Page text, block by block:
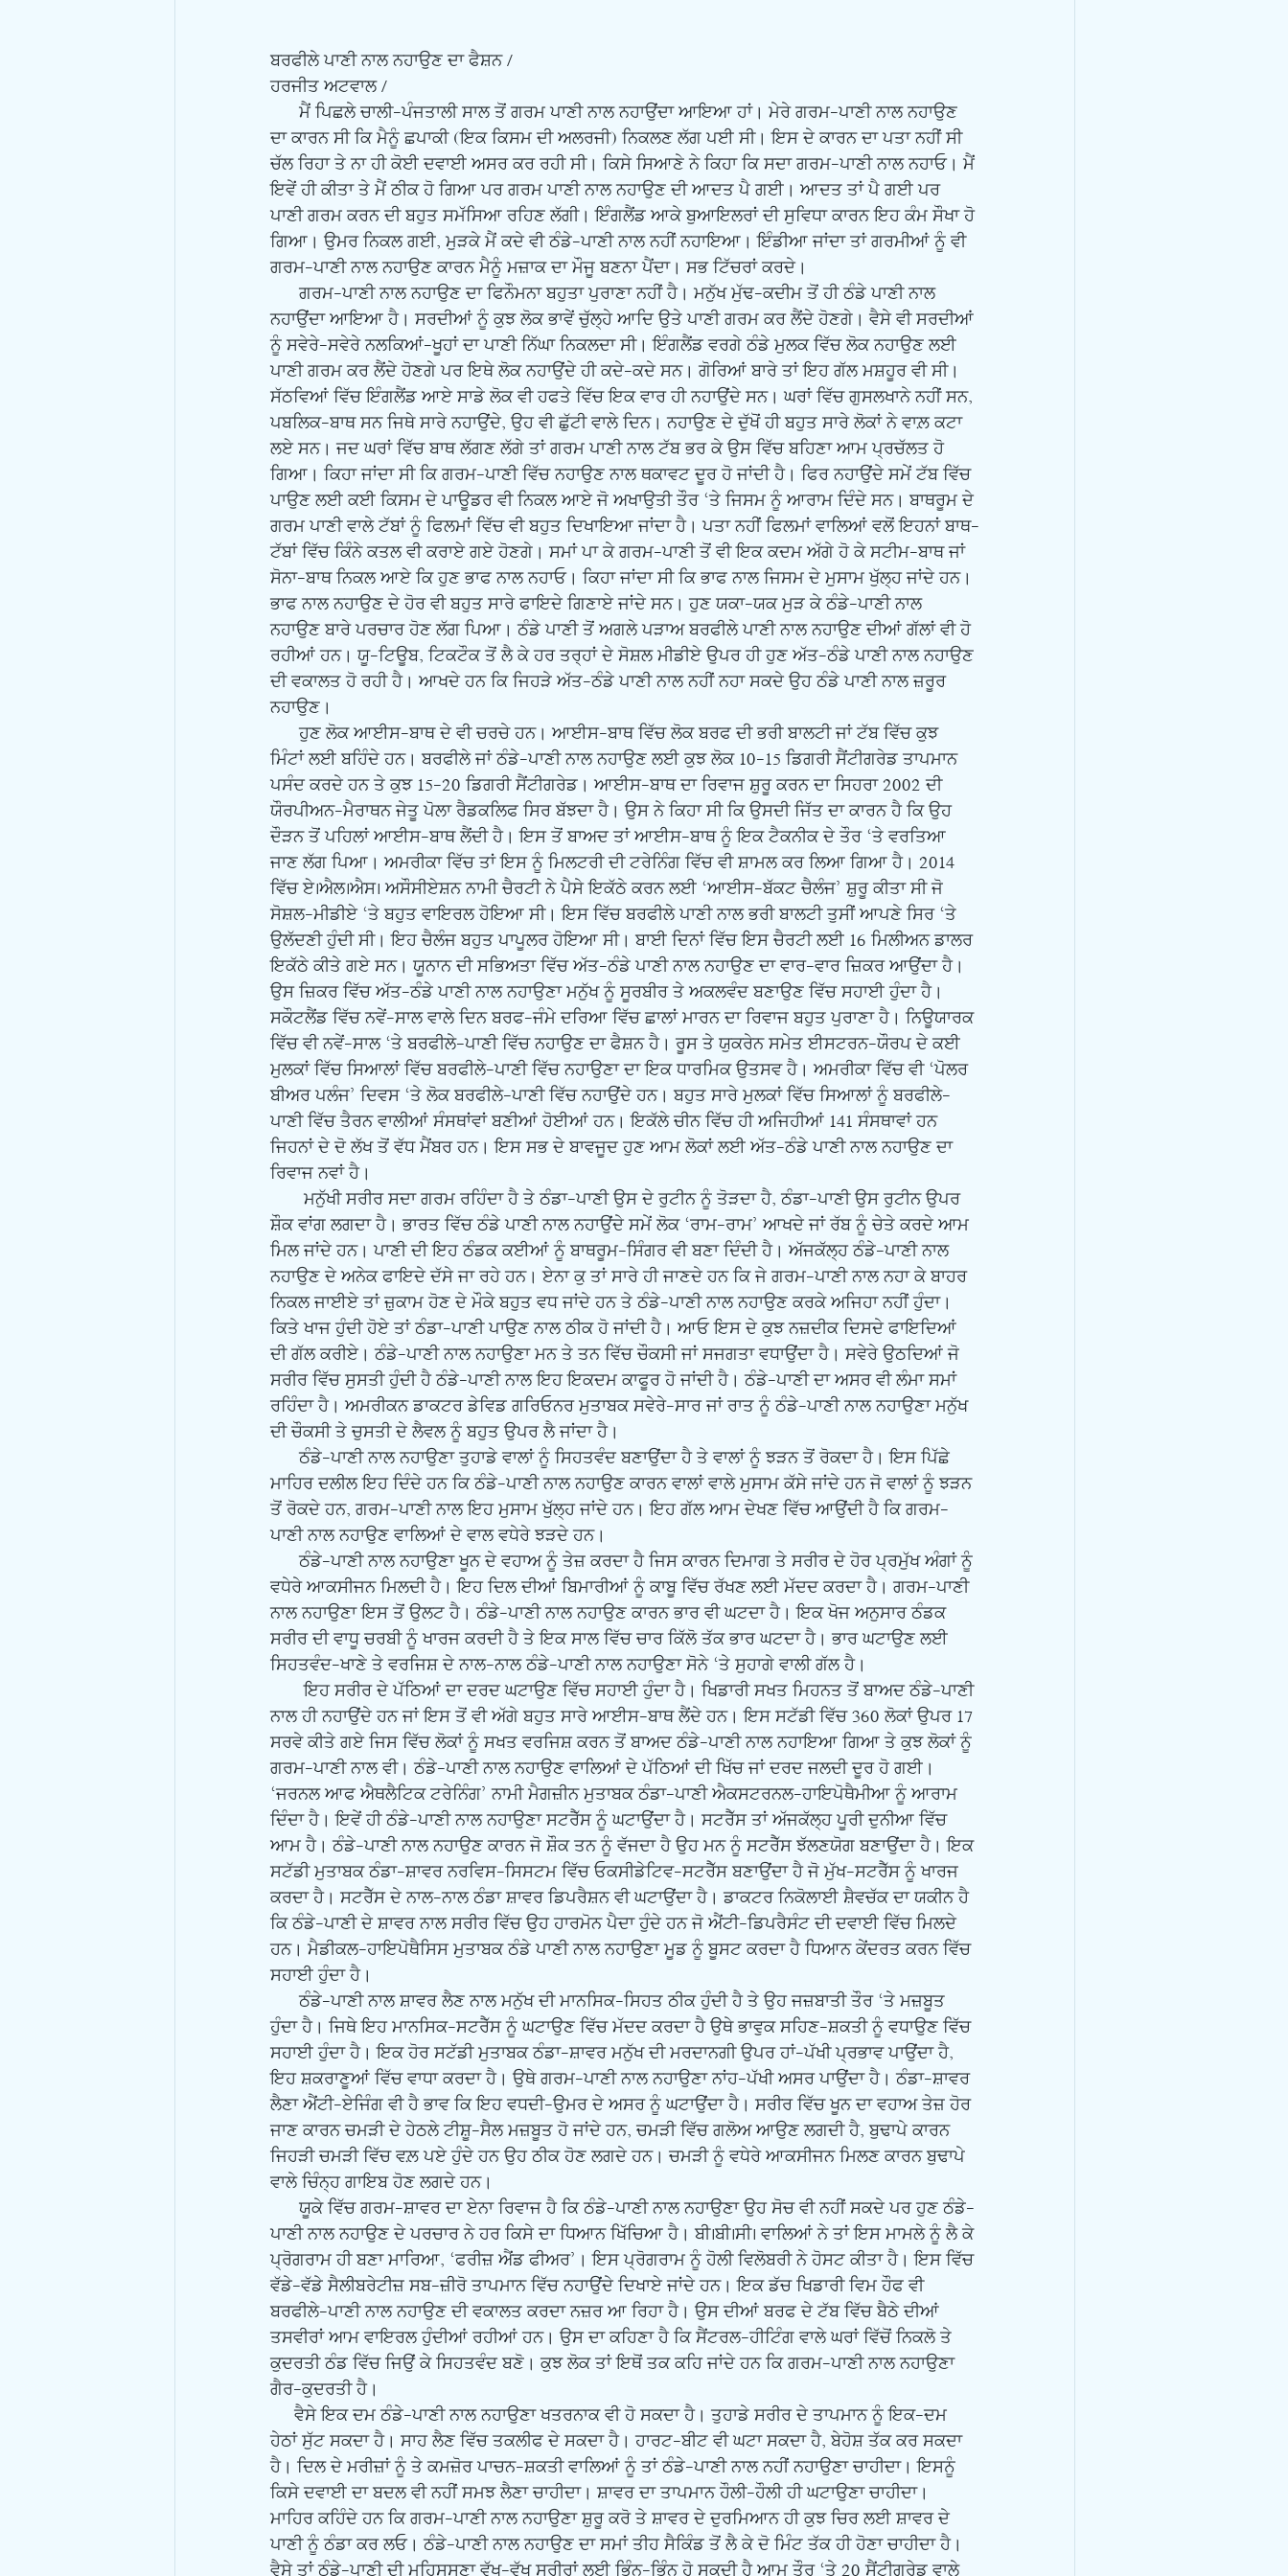
ਬਰਫੀਲੇ ਪਾਣੀ ਨਾਲ ਨਹਾਉਣ ਦਾ ਫੈਸ਼ਨ /
ਹਰਜੀਤ ਅਟਵਾਲ /
ਦਾ ਕਾਰਨ ਸੀ ਕਿ ਮੈਨੂੰ ਛਪਾਕੀ (ਇਕ ਕਿਸਮ ਦੀ ਅਲਰਜੀ) ਨਿਕਲਣ ਲੱਗ ਪਈ ਸੀ। ਇਸ ਦੇ ਕਾਰਨ ਦਾ ਪਤਾ ਨਹੀਂ ਸੀ
ਚੱਲ ਰਿਹਾ ਤੇ ਨਾ ਹੀ ਕੋਈ ਦਵਾਈ ਅਸਰ ਕਰ ਰਹੀ ਸੀ। ਕਿਸੇ ਸਿਆਣੇ ਨੇ ਕਿਹਾ ਕਿ ਸਦਾ ਗਰਮ-ਪਾਣੀ ਨਾਲ ਨਹਾਓ। ਮੈਂ
ਇਵੇਂ ਹੀ ਕੀਤਾ ਤੇ ਮੈਂ ਠੀਕ ਹੋ ਗਿਆ ਪਰ ਗਰਮ ਪਾਣੀ ਨਾਲ ਨਹਾਉਣ ਦੀ ਆਦਤ ਪੈ ਗਈ। ਆਦਤ ਤਾਂ ਪੈ ਗਈ ਪਰ
ਪਾਣੀ ਗਰਮ ਕਰਨ ਦੀ ਬਹੁਤ ਸਮੱਸਿਆ ਰਹਿਣ ਲੱਗੀ। ਇੰਗਲੈਂਡ ਆਕੇ ਬੁਆਇਲਰਾਂ ਦੀ ਸੁਵਿਧਾ ਕਾਰਨ ਇਹ ਕੰਮ ਸੌਖਾ ਹੋ
ਗਿਆ। ਉਮਰ ਨਿਕਲ ਗਈ, ਮੁੜਕੇ ਮੈਂ ਕਦੇ ਵੀ ਠੰਡੇ-ਪਾਣੀ ਨਾਲ ਨਹੀਂ ਨਹਾਇਆ। ਇੰਡੀਆ ਜਾਂਦਾ ਤਾਂ ਗਰਮੀਆਂ ਨੂੰ ਵੀ
ਗਰਮ-ਪਾਣੀ ਨਾਲ ਨਹਾਉਣ ਕਾਰਨ ਮੈਨੂੰ ਮਜ਼ਾਕ ਦਾ ਮੌਜੂ ਬਣਨਾ ਪੈਂਦਾ। ਸਭ ਟਿੱਚਰਾਂ ਕਰਦੇ।
ਨਹਾਉਂਦਾ ਆਇਆ ਹੈ। ਸਰਦੀਆਂ ਨੂੰ ਕੁਝ ਲੋਕ ਭਾਵੇਂ ਚੁੱਲ੍ਹੇ ਆਦਿ ਉਤੇ ਪਾਣੀ ਗਰਮ ਕਰ ਲੈਂਦੇ ਹੋਣਗੇ। ਵੈਸੇ ਵੀ ਸਰਦੀਆਂ
ਨੂੰ ਸਵੇਰੇ-ਸਵੇਰੇ ਨਲਕਿਆਂ-ਖੂਹਾਂ ਦਾ ਪਾਣੀ ਨਿੱਘਾ ਨਿਕਲਦਾ ਸੀ। ਇੰਗਲੈਂਡ ਵਰਗੇ ਠੰਡੇ ਮੁਲਕ ਵਿੱਚ ਲੋਕ ਨਹਾਉਣ ਲਈ
ਪਾਣੀ ਗਰਮ ਕਰ ਲੈਂਦੇ ਹੋਣਗੇ ਪਰ ਇਥੇ ਲੋਕ ਨਹਾਉਂਦੇ ਹੀ ਕਦੇ-ਕਦੇ ਸਨ। ਗੋਰਿਆਂ ਬਾਰੇ ਤਾਂ ਇਹ ਗੱਲ ਮਸ਼ਹੂਰ ਵੀ ਸੀ।
ਸੱਠਵਿਆਂ ਵਿੱਚ ਇੰਗਲੈਂਡ ਆਏ ਸਾਡੇ ਲੋਕ ਵੀ ਹਫਤੇ ਵਿੱਚ ਇਕ ਵਾਰ ਹੀ ਨਹਾਉਂਦੇ ਸਨ। ਘਰਾਂ ਵਿੱਚ ਗੁਸਲਖਾਨੇ ਨਹੀਂ ਸਨ,
ਪਬਲਿਕ-ਬਾਥ ਸਨ ਜਿਥੇ ਸਾਰੇ ਨਹਾਉਂਦੇ, ਉਹ ਵੀ ਛੁੱਟੀ ਵਾਲੇ ਦਿਨ। ਨਹਾਉਣ ਦੇ ਦੁੱਖੋਂ ਹੀ ਬਹੁਤ ਸਾਰੇ ਲੋਕਾਂ ਨੇ ਵਾਲ਼ ਕਟਾ
ਲਏ ਸਨ। ਜਦ ਘਰਾਂ ਵਿੱਚ ਬਾਥ ਲੱਗਣ ਲੱਗੇ ਤਾਂ ਗਰਮ ਪਾਣੀ ਨਾਲ ਟੱਬ ਭਰ ਕੇ ਉਸ ਵਿੱਚ ਬਹਿਣਾ ਆਮ ਪ੍ਰਚੱਲਤ ਹੋ
ਗਿਆ। ਕਿਹਾ ਜਾਂਦਾ ਸੀ ਕਿ ਗਰਮ-ਪਾਣੀ ਵਿੱਚ ਨਹਾਉਣ ਨਾਲ ਥਕਾਵਟ ਦੂਰ ਹੋ ਜਾਂਦੀ ਹੈ। ਫਿਰ ਨਹਾਉਂਦੇ ਸਮੇਂ ਟੱਬ ਵਿੱਚ
ਪਾਉਣ ਲਈ ਕਈ ਕਿਸਮ ਦੇ ਪਾਊਡਰ ਵੀ ਨਿਕਲ ਆਏ ਜੋ ਅਖਾਉਤੀ ਤੌਰ ‘ਤੇ ਜਿਸਮ ਨੂੰ ਆਰਾਮ ਦਿੰਦੇ ਸਨ। ਬਾਥਰੂਮ ਦੇ
ਗਰਮ ਪਾਣੀ ਵਾਲੇ ਟੱਬਾਂ ਨੂੰ ਫਿਲਮਾਂ ਵਿੱਚ ਵੀ ਬਹੁਤ ਦਿਖਾਇਆ ਜਾਂਦਾ ਹੈ। ਪਤਾ ਨਹੀਂ ਫਿਲਮਾਂ ਵਾਲਿਆਂ ਵਲੋਂ ਇਹਨਾਂ ਬਾਥ-
ਟੱਬਾਂ ਵਿੱਚ ਕਿੰਨੇ ਕਤਲ ਵੀ ਕਰਾਏ ਗਏ ਹੋਣਗੇ। ਸਮਾਂ ਪਾ ਕੇ ਗਰਮ-ਪਾਣੀ ਤੋਂ ਵੀ ਇਕ ਕਦਮ ਅੱਗੇ ਹੋ ਕੇ ਸਟੀਮ-ਬਾਥ ਜਾਂ
ਸੋਨਾ-ਬਾਥ ਨਿਕਲ ਆਏ ਕਿ ਹੁਣ ਭਾਫ ਨਾਲ ਨਹਾਓ। ਕਿਹਾ ਜਾਂਦਾ ਸੀ ਕਿ ਭਾਫ ਨਾਲ ਜਿਸਮ ਦੇ ਮੁਸਾਮ ਖੁੱਲ੍ਹ ਜਾਂਦੇ ਹਨ।
ਭਾਫ ਨਾਲ ਨਹਾਉਣ ਦੇ ਹੋਰ ਵੀ ਬਹੁਤ ਸਾਰੇ ਫਾਇਦੇ ਗਿਣਾਏ ਜਾਂਦੇ ਸਨ। ਹੁਣ ਯਕਾ-ਯਕ ਮੁੜ ਕੇ ਠੰਡੇ-ਪਾਣੀ ਨਾਲ
ਨਹਾਉਣ ਬਾਰੇ ਪਰਚਾਰ ਹੋਣ ਲੱਗ ਪਿਆ। ਠੰਡੇ ਪਾਣੀ ਤੋਂ ਅਗਲੇ ਪੜਾਅ ਬਰਫੀਲੇ ਪਾਣੀ ਨਾਲ ਨਹਾਉਣ ਦੀਆਂ ਗੱਲਾਂ ਵੀ ਹੋ
ਰਹੀਆਂ ਹਨ। ਯੂ-ਟਿਊਬ, ਟਿਕਟੌਕ ਤੋਂ ਲੈ ਕੇ ਹਰ ਤਰ੍ਹਾਂ ਦੇ ਸੋਸ਼ਲ ਮੀਡੀਏ ਉਪਰ ਹੀ ਹੁਣ ਅੱਤ-ਠੰਡੇ ਪਾਣੀ ਨਾਲ ਨਹਾਉਣ
ਦੀ ਵਕਾਲਤ ਹੋ ਰਹੀ ਹੈ। ਆਖਦੇ ਹਨ ਕਿ ਜਿਹੜੇ ਅੱਤ-ਠੰਡੇ ਪਾਣੀ ਨਾਲ ਨਹੀਂ ਨਹਾ ਸਕਦੇ ਉਹ ਠੰਡੇ ਪਾਣੀ ਨਾਲ ਜ਼ਰੂਰ
ਨਹਾਉਣ।
      ਹੁਣ ਲੋਕ ਆਈਸ-ਬਾਥ ਦੇ ਵੀ ਚਰਚੇ ਹਨ। ਆਈਸ-ਬਾਥ ਵਿੱਚ ਲੋਕ ਬਰਫ ਦੀ ਭਰੀ ਬਾਲਟੀ ਜਾਂ ਟੱਬ ਵਿੱਚ ਕੁਝ
ਮਿੰਟਾਂ ਲਈ ਬਹਿੰਦੇ ਹਨ। ਬਰਫੀਲੇ ਜਾਂ ਠੰਡੇ-ਪਾਣੀ ਨਾਲ ਨਹਾਉਣ ਲਈ ਕੁਝ ਲੋਕ 10-15 ਡਿਗਰੀ ਸੈਂਟੀਗਰੇਡ ਤਾਪਮਾਨ
ਪਸੰਦ ਕਰਦੇ ਹਨ ਤੇ ਕੁਝ 15-20 ਡਿਗਰੀ ਸੈਂਟੀਗਰੇਡ। ਆਈਸ-ਬਾਥ ਦਾ ਰਿਵਾਜ ਸ਼ੁਰੂ ਕਰਨ ਦਾ ਸਿਹਰਾ 2002 ਦੀ
ਯੌਰਪੀਅਨ-ਮੈਰਾਥਨ ਜੇਤੂ ਪੋਲਾ ਰੈਡਕਲਿਫ ਸਿਰ ਬੱਝਦਾ ਹੈ। ਉਸ ਨੇ ਕਿਹਾ ਸੀ ਕਿ ਉਸਦੀ ਜਿੱਤ ਦਾ ਕਾਰਨ ਹੈ ਕਿ ਉਹ
ਦੌੜਨ ਤੋਂ ਪਹਿਲਾਂ ਆਈਸ-ਬਾਥ ਲੈਂਦੀ ਹੈ। ਇਸ ਤੋਂ ਬਾਅਦ ਤਾਂ ਆਈਸ-ਬਾਥ ਨੂੰ ਇਕ ਟੈਕਨੀਕ ਦੇ ਤੌਰ ‘ਤੇ ਵਰਤਿਆ
ਜਾਣ ਲੱਗ ਪਿਆ। ਅਮਰੀਕਾ ਵਿੱਚ ਤਾਂ ਇਸ ਨੂੰ ਮਿਲਟਰੀ ਦੀ ਟਰੇਨਿੰਗ ਵਿੱਚ ਵੀ ਸ਼ਾਮਲ ਕਰ ਲਿਆ ਗਿਆ ਹੈ। 2014
ਵਿੱਚ ਏ.ਐਲ.ਐਸ. ਅਸੌਸੀਏਸ਼ਨ ਨਾਮੀ ਚੈਰਟੀ ਨੇ ਪੈਸੇ ਇਕੱਠੇ ਕਰਨ ਲਈ ‘ਆਈਸ-ਬੱਕਟ ਚੈਲੰਜ’ ਸ਼ੁਰੂ ਕੀਤਾ ਸੀ ਜੋ
ਸੋਸ਼ਲ-ਮੀਡੀਏ ‘ਤੇ ਬਹੁਤ ਵਾਇਰਲ ਹੋਇਆ ਸੀ। ਇਸ ਵਿੱਚ ਬਰਫੀਲੇ ਪਾਣੀ ਨਾਲ ਭਰੀ ਬਾਲਟੀ ਤੁਸੀਂ ਆਪਣੇ ਸਿਰ ‘ਤੇ
ਉਲੱਦਣੀ ਹੁੰਦੀ ਸੀ। ਇਹ ਚੈਲੰਜ ਬਹੁਤ ਪਾਪੂਲਰ ਹੋਇਆ ਸੀ। ਬਾਈ ਦਿਨਾਂ ਵਿੱਚ ਇਸ ਚੈਰਟੀ ਲਈ 16 ਮਿਲੀਅਨ ਡਾਲਰ
ਇਕੱਠੇ ਕੀਤੇ ਗਏ ਸਨ। ਯੂਨਾਨ ਦੀ ਸਭਿਅਤਾ ਵਿੱਚ ਅੱਤ-ਠੰਡੇ ਪਾਣੀ ਨਾਲ ਨਹਾਉਣ ਦਾ ਵਾਰ-ਵਾਰ ਜ਼ਿਕਰ ਆਉਂਦਾ ਹੈ।
ਉਸ ਜ਼ਿਕਰ ਵਿੱਚ ਅੱਤ-ਠੰਡੇ ਪਾਣੀ ਨਾਲ ਨਹਾਉਣਾ ਮਨੁੱਖ ਨੂੰ ਸੂਰਬੀਰ ਤੇ ਅਕਲਵੰਦ ਬਣਾਉਣ ਵਿੱਚ ਸਹਾਈ ਹੁੰਦਾ ਹੈ।
ਸਕੌਟਲੈਂਡ ਵਿੱਚ ਨਵੇਂ-ਸਾਲ ਵਾਲੇ ਦਿਨ ਬਰਫ-ਜੰਮੇ ਦਰਿਆ ਵਿੱਚ ਛਾਲਾਂ ਮਾਰਨ ਦਾ ਰਿਵਾਜ ਬਹੁਤ ਪੁਰਾਣਾ ਹੈ। ਨਿਊਯਾਰਕ
ਵਿੱਚ ਵੀ ਨਵੇਂ-ਸਾਲ ‘ਤੇ ਬਰਫੀਲੇ-ਪਾਣੀ ਵਿੱਚ ਨਹਾਉਣ ਦਾ ਫੈਸ਼ਨ ਹੈ। ਰੂਸ ਤੇ ਯੁਕਰੇਨ ਸਮੇਤ ਈਸਟਰਨ-ਯੌਰਪ ਦੇ ਕਈ
ਮੁਲਕਾਂ ਵਿੱਚ ਸਿਆਲਾਂ ਵਿੱਚ ਬਰਫੀਲੇ-ਪਾਣੀ ਵਿੱਚ ਨਹਾਉਣਾ ਦਾ ਇਕ ਧਾਰਮਿਕ ਉਤਸਵ ਹੈ। ਅਮਰੀਕਾ ਵਿੱਚ ਵੀ ‘ਪੋਲਰ
ਬੀਅਰ ਪਲੰਜ’ ਦਿਵਸ ‘ਤੇ ਲੋਕ ਬਰਫੀਲੇ-ਪਾਣੀ ਵਿੱਚ ਨਹਾਉਂਦੇ ਹਨ। ਬਹੁਤ ਸਾਰੇ ਮੁਲਕਾਂ ਵਿੱਚ ਸਿਆਲਾਂ ਨੂੰ ਬਰਫੀਲੇ-
ਪਾਣੀ ਵਿੱਚ ਤੈਰਨ ਵਾਲੀਆਂ ਸੰਸਥਾਂਵਾਂ ਬਣੀਆਂ ਹੋਈਆਂ ਹਨ। ਇਕੱਲੇ ਚੀਨ ਵਿੱਚ ਹੀ ਅਜਿਹੀਆਂ 141 ਸੰਸਥਾਵਾਂ ਹਨ
ਜਿਹਨਾਂ ਦੇ ਦੋ ਲੱਖ ਤੋਂ ਵੱਧ ਮੈਂਬਰ ਹਨ। ਇਸ ਸਭ ਦੇ ਬਾਵਜੂਦ ਹੁਣ ਆਮ ਲੋਕਾਂ ਲਈ ਅੱਤ-ਠੰਡੇ ਪਾਣੀ ਨਾਲ ਨਹਾਉਣ ਦਾ
ਰਿਵਾਜ ਨਵਾਂ ਹੈ।
ਸ਼ੌਕ ਵਾਂਗ ਲਗਦਾ ਹੈ। ਭਾਰਤ ਵਿੱਚ ਠੰਡੇ ਪਾਣੀ ਨਾਲ ਨਹਾਉਂਦੇ ਸਮੇਂ ਲੋਕ ‘ਰਾਮ-ਰਾਮ’ ਆਖਦੇ ਜਾਂ ਰੱਬ ਨੂੰ ਚੇਤੇ ਕਰਦੇ ਆਮ
ਮਿਲ ਜਾਂਦੇ ਹਨ। ਪਾਣੀ ਦੀ ਇਹ ਠੰਡਕ ਕਈਆਂ ਨੂੰ ਬਾਥਰੂਮ-ਸਿੰਗਰ ਵੀ ਬਣਾ ਦਿੰਦੀ ਹੈ। ਅੱਜਕੱਲ੍ਹ ਠੰਡੇ-ਪਾਣੀ ਨਾਲ
ਨਹਾਉਣ ਦੇ ਅਨੇਕ ਫਾਇਦੇ ਦੱਸੇ ਜਾ ਰਹੇ ਹਨ। ਏਨਾ ਕੁ ਤਾਂ ਸਾਰੇ ਹੀ ਜਾਣਦੇ ਹਨ ਕਿ ਜੇ ਗਰਮ-ਪਾਣੀ ਨਾਲ ਨਹਾ ਕੇ ਬਾਹਰ
ਨਿਕਲ ਜਾਈਏ ਤਾਂ ਜ਼ੁਕਾਮ ਹੋਣ ਦੇ ਮੌਕੇ ਬਹੁਤ ਵਧ ਜਾਂਦੇ ਹਨ ਤੇ ਠੰਡੇ-ਪਾਣੀ ਨਾਲ ਨਹਾਉਣ ਕਰਕੇ ਅਜਿਹਾ ਨਹੀਂ ਹੁੰਦਾ।
ਕਿਤੇ ਖਾਜ ਹੁੰਦੀ ਹੋਏ ਤਾਂ ਠੰਡਾ-ਪਾਣੀ ਪਾਉਣ ਨਾਲ ਠੀਕ ਹੋ ਜਾਂਦੀ ਹੈ। ਆਓ ਇਸ ਦੇ ਕੁਝ ਨਜ਼ਦੀਕ ਦਿਸਦੇ ਫਾਇਦਿਆਂ
ਦੀ ਗੱਲ ਕਰੀਏ। ਠੰਡੇ-ਪਾਣੀ ਨਾਲ ਨਹਾਉਣਾ ਮਨ ਤੇ ਤਨ ਵਿੱਚ ਚੌਕਸੀ ਜਾਂ ਸਜਗਤਾ ਵਧਾਉਂਦਾ ਹੈ। ਸਵੇਰੇ ਉਠਦਿਆਂ ਜੋ
ਸਰੀਰ ਵਿੱਚ ਸੁਸਤੀ ਹੁੰਦੀ ਹੈ ਠੰਡੇ-ਪਾਣੀ ਨਾਲ ਇਹ ਇਕਦਮ ਕਾਫੂਰ ਹੋ ਜਾਂਦੀ ਹੈ। ਠੰਡੇ-ਪਾਣੀ ਦਾ ਅਸਰ ਵੀ ਲੰਮਾ ਸਮਾਂ
ਰਹਿੰਦਾ ਹੈ। ਅਮਰੀਕਨ ਡਾਕਟਰ ਡੇਵਿਡ ਗਰਿਓਨਰ ਮੁਤਾਬਕ ਸਵੇਰੇ-ਸਾਰ ਜਾਂ ਰਾਤ ਨੂੰ ਠੰਡੇ-ਪਾਣੀ ਨਾਲ ਨਹਾਉਣਾ ਮਨੁੱਖ
ਦੀ ਚੌਕਸੀ ਤੇ ਚੁਸਤੀ ਦੇ ਲੈਵਲ ਨੂੰ ਬਹੁਤ ਉਪਰ ਲੈ ਜਾਂਦਾ ਹੈ।
      ਠੰਡੇ-ਪਾਣੀ ਨਾਲ ਨਹਾਉਣਾ ਤੁਹਾਡੇ ਵਾਲਾਂ ਨੂੰ ਸਿਹਤਵੰਦ ਬਣਾਉਂਦਾ ਹੈ ਤੇ ਵਾਲਾਂ ਨੂੰ ਝੜਨ ਤੋਂ ਰੋਕਦਾ ਹੈ। ਇਸ ਪਿੱਛੇ
ਮਾਹਿਰ ਦਲੀਲ ਇਹ ਦਿੰਦੇ ਹਨ ਕਿ ਠੰਡੇ-ਪਾਣੀ ਨਾਲ ਨਹਾਉਣ ਕਾਰਨ ਵਾਲਾਂ ਵਾਲੇ ਮੁਸਾਮ ਕੱਸੇ ਜਾਂਦੇ ਹਨ ਜੋ ਵਾਲਾਂ ਨੂੰ ਝੜਨ
ਤੋਂ ਰੋਕਦੇ ਹਨ, ਗਰਮ-ਪਾਣੀ ਨਾਲ ਇਹ ਮੁਸਾਮ ਖੁੱਲ੍ਹ ਜਾਂਦੇ ਹਨ। ਇਹ ਗੱਲ ਆਮ ਦੇਖਣ ਵਿੱਚ ਆਉਂਦੀ ਹੈ ਕਿ ਗਰਮ-
ਪਾਣੀ ਨਾਲ ਨਹਾਉਣ ਵਾਲਿਆਂ ਦੇ ਵਾਲ ਵਧੇਰੇ ਝੜਦੇ ਹਨ।
      ਠੰਡੇ-ਪਾਣੀ ਨਾਲ ਨਹਾਉਣਾ ਖੂਨ ਦੇ ਵਹਾਅ ਨੂੰ ਤੇਜ਼ ਕਰਦਾ ਹੈ ਜਿਸ ਕਾਰਨ ਦਿਮਾਗ ਤੇ ਸਰੀਰ ਦੇ ਹੋਰ ਪ੍ਰਮੁੱਖ ਅੰਗਾਂ ਨੂੰ
ਵਧੇਰੇ ਆਕਸੀਜਨ ਮਿਲਦੀ ਹੈ। ਇਹ ਦਿਲ ਦੀਆਂ ਬਿਮਾਰੀਆਂ ਨੂੰ ਕਾਬੂ ਵਿੱਚ ਰੱਖਣ ਲਈ ਮੱਦਦ ਕਰਦਾ ਹੈ। ਗਰਮ-ਪਾਣੀ
ਨਾਲ ਨਹਾਉਣਾ ਇਸ ਤੋਂ ਉਲਟ ਹੈ। ਠੰਡੇ-ਪਾਣੀ ਨਾਲ ਨਹਾਉਣ ਕਾਰਨ ਭਾਰ ਵੀ ਘਟਦਾ ਹੈ। ਇਕ ਖੋਜ ਅਨੁਸਾਰ ਠੰਡਕ
ਸਰੀਰ ਦੀ ਵਾਧੂ ਚਰਬੀ ਨੂੰ ਖਾਰਜ ਕਰਦੀ ਹੈ ਤੇ ਇਕ ਸਾਲ ਵਿੱਚ ਚਾਰ ਕਿੱਲੋ ਤੱਕ ਭਾਰ ਘਟਦਾ ਹੈ। ਭਾਰ ਘਟਾਉਣ ਲਈ
ਸਿਹਤਵੰਦ-ਖਾਣੇ ਤੇ ਵਰਜਿਸ਼ ਦੇ ਨਾਲ-ਨਾਲ ਠੰਡੇ-ਪਾਣੀ ਨਾਲ ਨਹਾਉਣਾ ਸੋਨੇ ‘ਤੇ ਸੁਹਾਗੇ ਵਾਲੀ ਗੱਲ ਹੈ।
       ਇਹ ਸਰੀਰ ਦੇ ਪੱਠਿਆਂ ਦਾ ਦਰਦ ਘਟਾਉਣ ਵਿੱਚ ਸਹਾਈ ਹੁੰਦਾ ਹੈ। ਖਿਡਾਰੀ ਸਖਤ ਮਿਹਨਤ ਤੋਂ ਬਾਅਦ ਠੰਡੇ-ਪਾਣੀ
ਨਾਲ ਹੀ ਨਹਾਉਂਦੇ ਹਨ ਜਾਂ ਇਸ ਤੋਂ ਵੀ ਅੱਗੇ ਬਹੁਤ ਸਾਰੇ ਆਈਸ-ਬਾਥ ਲੈਂਦੇ ਹਨ। ਇਸ ਸਟੱਡੀ ਵਿੱਚ 360 ਲੋਕਾਂ ਉਪਰ 17
ਸਰਵੇ ਕੀਤੇ ਗਏ ਜਿਸ ਵਿੱਚ ਲੋਕਾਂ ਨੂੰ ਸਖਤ ਵਰਜਿਸ਼ ਕਰਨ ਤੋਂ ਬਾਅਦ ਠੰਡੇ-ਪਾਣੀ ਨਾਲ ਨਹਾਇਆ ਗਿਆ ਤੇ ਕੁਝ ਲੋਕਾਂ ਨੂੰ
ਗਰਮ-ਪਾਣੀ ਨਾਲ ਵੀ। ਠੰਡੇ-ਪਾਣੀ ਨਾਲ ਨਹਾਉਣ ਵਾਲਿਆਂ ਦੇ ਪੱਠਿਆਂ ਦੀ ਖਿੱਚ ਜਾਂ ਦਰਦ ਜਲਦੀ ਦੂਰ ਹੋ ਗਈ।
‘ਜਰਨਲ ਆਫ ਐਥਲੈਟਿਕ ਟਰੇਨਿੰਗ’ ਨਾਮੀ ਮੈਗਜ਼ੀਨ ਮੁਤਾਬਕ ਠੰਡਾ-ਪਾਣੀ ਐਕਸਟਰਨਲ-ਹਾਇਪੋਥੈਮੀਆ ਨੂੰ ਆਰਾਮ
ਦਿੰਦਾ ਹੈ। ਇਵੇਂ ਹੀ ਠੰਡੇ-ਪਾਣੀ ਨਾਲ ਨਹਾਉਣਾ ਸਟਰੈੱਸ ਨੂੰ ਘਟਾਉਂਦਾ ਹੈ। ਸਟਰੈੱਸ ਤਾਂ ਅੱਜਕੱਲ੍ਹ ਪੂਰੀ ਦੁਨੀਆ ਵਿੱਚ
ਆਮ ਹੈ। ਠੰਡੇ-ਪਾਣੀ ਨਾਲ ਨਹਾਉਣ ਕਾਰਨ ਜੋ ਸ਼ੌਕ ਤਨ ਨੂੰ ਵੱਜਦਾ ਹੈ ਉਹ ਮਨ ਨੂੰ ਸਟਰੈੱਸ ਝੱਲਣਯੋਗ ਬਣਾਉਂਦਾ ਹੈ। ਇਕ
ਸਟੱਡੀ ਮੁਤਾਬਕ ਠੰਡਾ-ਸ਼ਾਵਰ ਨਰਵਿਸ-ਸਿਸਟਮ ਵਿੱਚ ਓਕਸੀਡੇਟਿਵ-ਸਟਰੈੱਸ ਬਣਾਉਂਦਾ ਹੈ ਜੋ ਮੁੱਖ-ਸਟਰੈੱਸ ਨੂੰ ਖਾਰਜ
ਕਰਦਾ ਹੈ। ਸਟਰੈੱਸ ਦੇ ਨਾਲ-ਨਾਲ ਠੰਡਾ ਸ਼ਾਵਰ ਡਿਪਰੈਸ਼ਨ ਵੀ ਘਟਾਉਂਦਾ ਹੈ। ਡਾਕਟਰ ਨਿਕੋਲਾਈ ਸ਼ੈਵਚੱਕ ਦਾ ਯਕੀਨ ਹੈ
ਕਿ ਠੰਡੇ-ਪਾਣੀ ਦੇ ਸ਼ਾਵਰ ਨਾਲ ਸਰੀਰ ਵਿੱਚ ਉਹ ਹਾਰਮੋਨ ਪੈਦਾ ਹੁੰਦੇ ਹਨ ਜੋ ਐਂਟੀ-ਡਿਪਰੈਸੰਟ ਦੀ ਦਵਾਈ ਵਿੱਚ ਮਿਲਦੇ
ਹਨ। ਮੈਡੀਕਲ-ਹਾਇਪੋਥੈਸਿਸ ਮੁਤਾਬਕ ਠੰਡੇ ਪਾਣੀ ਨਾਲ ਨਹਾਉਣਾ ਮੂਡ ਨੂੰ ਬੂਸਟ ਕਰਦਾ ਹੈ ਧਿਆਨ ਕੇਂਦਰਤ ਕਰਨ ਵਿੱਚ
ਸਹਾਈ ਹੁੰਦਾ ਹੈ।
      ਠੰਡੇ-ਪਾਣੀ ਨਾਲ ਸ਼ਾਵਰ ਲੈਣ ਨਾਲ ਮਨੁੱਖ ਦੀ ਮਾਨਸਿਕ-ਸਿਹਤ ਠੀਕ ਹੁੰਦੀ ਹੈ ਤੇ ਉਹ ਜਜ਼ਬਾਤੀ ਤੌਰ ‘ਤੇ ਮਜ਼ਬੂਤ
ਹੁੰਦਾ ਹੈ। ਜਿਥੇ ਇਹ ਮਾਨਸਿਕ-ਸਟਰੈੱਸ ਨੂੰ ਘਟਾਉਣ ਵਿੱਚ ਮੱਦਦ ਕਰਦਾ ਹੈ ਉਥੇ ਭਾਵੁਕ ਸਹਿਣ-ਸ਼ਕਤੀ ਨੂੰ ਵਧਾਉਣ ਵਿੱਚ
ਸਹਾਈ ਹੁੰਦਾ ਹੈ। ਇਕ ਹੋਰ ਸਟੱਡੀ ਮੁਤਾਬਕ ਠੰਡਾ-ਸ਼ਾਵਰ ਮਨੁੱਖ ਦੀ ਮਰਦਾਨਗੀ ਉਪਰ ਹਾਂ-ਪੱਖੀ ਪ੍ਰਭਾਵ ਪਾਉਂਦਾ ਹੈ,
ਇਹ ਸ਼ਕਰਾਣੂਆਂ ਵਿੱਚ ਵਾਧਾ ਕਰਦਾ ਹੈ। ਉਥੇ ਗਰਮ-ਪਾਣੀ ਨਾਲ ਨਹਾਉਣਾ ਨਾਂਹ-ਪੱਖੀ ਅਸਰ ਪਾਉਂਦਾ ਹੈ। ਠੰਡਾ-ਸ਼ਾਵਰ
ਲੈਣਾ ਐਂਟੀ-ਏਜਿੰਗ ਵੀ ਹੈ ਭਾਵ ਕਿ ਇਹ ਵਧਦੀ-ਉਮਰ ਦੇ ਅਸਰ ਨੂੰ ਘਟਾਉਂਦਾ ਹੈ। ਸਰੀਰ ਵਿੱਚ ਖੂਨ ਦਾ ਵਹਾਅ ਤੇਜ਼ ਹੋਰ
ਜਾਣ ਕਾਰਨ ਚਮੜੀ ਦੇ ਹੇਠਲੇ ਟੀਸ਼ੂ-ਸੈਲ ਮਜ਼ਬੂਤ ਹੋ ਜਾਂਦੇ ਹਨ, ਚਮੜੀ ਵਿੱਚ ਗਲੋਅ ਆਉਣ ਲਗਦੀ ਹੈ, ਬੁਢਾਪੇ ਕਾਰਨ
ਜਿਹੜੀ ਚਮੜੀ ਵਿੱਚ ਵਲ਼ ਪਏ ਹੁੰਦੇ ਹਨ ਉਹ ਠੀਕ ਹੋਣ ਲਗਦੇ ਹਨ। ਚਮੜੀ ਨੂੰ ਵਧੇਰੇ ਆਕਸੀਜਨ ਮਿਲਣ ਕਾਰਨ ਬੁਢਾਪੇ
ਵਾਲੇ ਚਿੰਨ੍ਹ ਗਾਇਬ ਹੋਣ ਲਗਦੇ ਹਨ।
ਪਾਣੀ ਨਾਲ ਨਹਾਉਣ ਦੇ ਪਰਚਾਰ ਨੇ ਹਰ ਕਿਸੇ ਦਾ ਧਿਆਨ ਖਿੱਚਿਆ ਹੈ। ਬੀ.ਬੀ.ਸੀ. ਵਾਲਿਆਂ ਨੇ ਤਾਂ ਇਸ ਮਾਮਲੇ ਨੂੰ ਲੈ ਕੇ
ਪ੍ਰੋਗਰਾਮ ਹੀ ਬਣਾ ਮਾਰਿਆ, ‘ਫਰੀਜ਼ ਐਂਡ ਫੀਅਰ’। ਇਸ ਪ੍ਰੋਗਰਾਮ ਨੂੰ ਹੋਲੀ ਵਿਲੋਬਰੀ ਨੇ ਹੋਸਟ ਕੀਤਾ ਹੈ। ਇਸ ਵਿੱਚ
ਵੱਡੇ-ਵੱਡੇ ਸੈਲੀਬਰੇਟੀਜ਼ ਸਬ-ਜ਼ੀਰੋ ਤਾਪਮਾਨ ਵਿੱਚ ਨਹਾਉਂਦੇ ਦਿਖਾਏ ਜਾਂਦੇ ਹਨ। ਇਕ ਡੱਚ ਖਿਡਾਰੀ ਵਿਮ ਹੌਫ ਵੀ
ਬਰਫੀਲੇ-ਪਾਣੀ ਨਾਲ ਨਹਾਉਣ ਦੀ ਵਕਾਲਤ ਕਰਦਾ ਨਜ਼ਰ ਆ ਰਿਹਾ ਹੈ। ਉਸ ਦੀਆਂ ਬਰਫ ਦੇ ਟੱਬ ਵਿੱਚ ਬੈਠੇ ਦੀਆਂ
ਤਸਵੀਰਾਂ ਆਮ ਵਾਇਰਲ ਹੁੰਦੀਆਂ ਰਹੀਆਂ ਹਨ। ਉਸ ਦਾ ਕਹਿਣਾ ਹੈ ਕਿ ਸੈਂਟਰਲ-ਹੀਟਿੰਗ ਵਾਲੇ ਘਰਾਂ ਵਿੱਚੋਂ ਨਿਕਲੋ ਤੇ
ਕੁਦਰਤੀ ਠੰਡ ਵਿੱਚ ਜਿਉਂ ਕੇ ਸਿਹਤਵੰਦ ਬਣੋ। ਕੁਝ ਲੋਕ ਤਾਂ ਇਥੋਂ ਤਕ ਕਹਿ ਜਾਂਦੇ ਹਨ ਕਿ ਗਰਮ-ਪਾਣੀ ਨਾਲ ਨਹਾਉਣਾ
ਗੈਰ-ਕੁਦਰਤੀ ਹੈ।
ਹੇਠਾਂ ਸੁੱਟ ਸਕਦਾ ਹੈ। ਸਾਹ ਲੈਣ ਵਿੱਚ ਤਕਲੀਫ ਦੇ ਸਕਦਾ ਹੈ। ਹਾਰਟ-ਬੀਟ ਵੀ ਘਟਾ ਸਕਦਾ ਹੈ, ਬੇਹੋਸ਼ ਤੱਕ ਕਰ ਸਕਦਾ
ਹੈ। ਦਿਲ ਦੇ ਮਰੀਜ਼ਾਂ ਨੂੰ ਤੇ ਕਮਜ਼ੋਰ ਪਾਚਨ-ਸ਼ਕਤੀ ਵਾਲਿਆਂ ਨੂੰ ਤਾਂ ਠੰਡੇ-ਪਾਣੀ ਨਾਲ ਨਹੀਂ ਨਹਾਉਣਾ ਚਾਹੀਦਾ। ਇਸਨੂੰ
ਕਿਸੇ ਦਵਾਈ ਦਾ ਬਦਲ ਵੀ ਨਹੀਂ ਸਮਝ ਲੈਣਾ ਚਾਹੀਦਾ। ਸ਼ਾਵਰ ਦਾ ਤਾਪਮਾਨ ਹੌਲੀ-ਹੌਲੀ ਹੀ ਘਟਾਉਣਾ ਚਾਹੀਦਾ।
ਮਾਹਿਰ ਕਹਿੰਦੇ ਹਨ ਕਿ ਗਰਮ-ਪਾਣੀ ਨਾਲ ਨਹਾਉਣਾ ਸ਼ੁਰੂ ਕਰੋ ਤੇ ਸ਼ਾਵਰ ਦੇ ਦੁਰਮਿਆਨ ਹੀ ਕੁਝ ਚਿਰ ਲਈ ਸ਼ਾਵਰ ਦੇ
ਪਾਣੀ ਨੂੰ ਠੰਡਾ ਕਰ ਲਓ। ਠੰਡੇ-ਪਾਣੀ ਨਾਲ ਨਹਾਉਣ ਦਾ ਸਮਾਂ ਤੀਹ ਸੈਕਿੰਡ ਤੋਂ ਲੈ ਕੇ ਦੋ ਮਿੰਟ ਤੱਕ ਹੀ ਹੋਣਾ ਚਾਹੀਦਾ ਹੈ।
ਵੈਸੇ ਤਾਂ ਠੰਡੇ-ਪਾਣੀ ਦੀ ਮਹਿਸੂਸਣਾ ਵੱਖ-ਵੱਖ ਸਰੀਰਾਂ ਲਈ ਭਿੰਨ-ਭਿੰਨ ਹੋ ਸਕਦੀ ਹੈ ਆਮ ਤੌਰ ‘ਤੇ 20 ਸੈਂਟੀਗਰੇਡ ਵਾਲੇ